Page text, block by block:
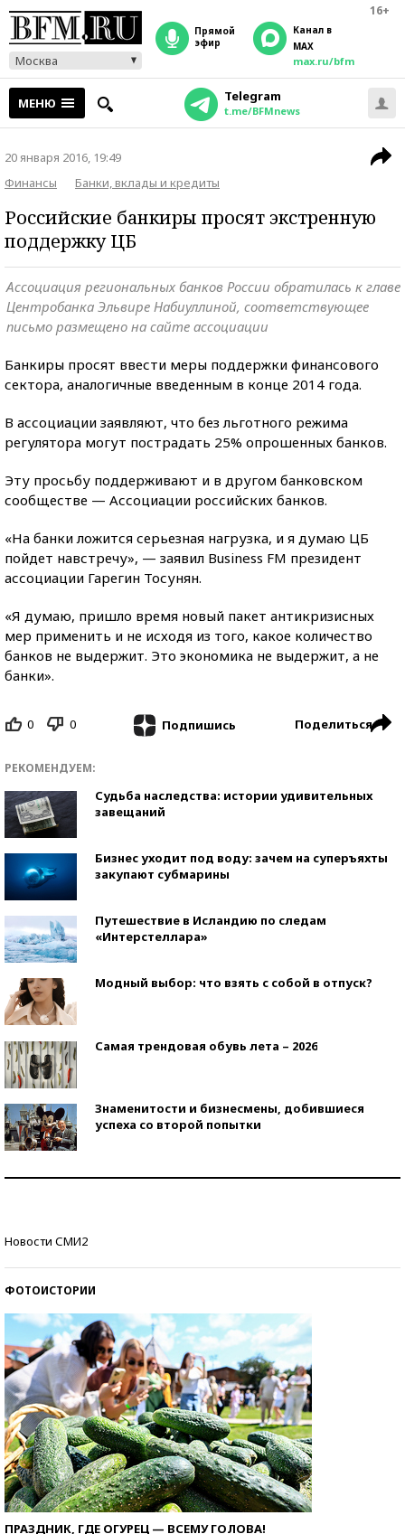
16+
Москва
прямой
эфир
Канал в
MAX
max.ru/bfm
МЕНЮ Telegram
t.me/BFMnews
20 января 2016, 19:49
Финансы
Банки, вклады и кредиты
Российские банкиры просят экстренную
поддержку ЦБ
Ассоциация региональных банков России обратилась к главе
Центробанка Эльвире Набиуллиной, соответствующее
письмо размещено на сайте ассоциации
Банкиры просят ввести меры поддержки финансового
сектора, аналогичные введенным в конце 2014 года.
В ассоциации заявляют, что без льготного режима
регулятора могут пострадать 25% опрошенных банков.
Эту просьбу поддерживают и в другом банковском
сообществе — Ассоциации российских банков.
«На банки ложится серьезная нагрузка, и я думаю ЦБ
пойдет навстречу», — заявил Business FM президент
ассоциации Гарегин Тосунян.
«Я думаю, пришло время новый пакет антикризисных
мер применить и не исходя из того, какое количество
банков не выдержит. Это экономика не выдержит, а не
банки».
0 0 Подпишись Поделиться
РЕКОМЕНДУЕМ:
Судьба наследства: истории удивительных
завещаний
Бизнес уходит под воду: зачем на суперъяхты
закупают субмарины
Путешествие в Исландию по следам
«Интерстеллара»
Модный выбор: что взять с собой в отпуск?
Самая трендовая обувь лета – 2026
Знаменитости и бизнесмены, добившиеся
успеха со второй попытки
Новости СМИ2
ФОТОИСТОРИИ
ПРАЗДНИК, ГДЕ ОГУРЕЦ — ВСЕМУ ГОЛОВА!